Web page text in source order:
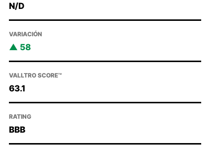
N/D
VARIACIÓN
58
VALLTRO SCORE™
63.1
RATING
BBB